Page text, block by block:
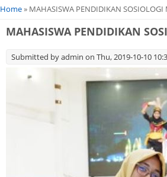
You are here
Home» MAHASISWA PENDIDIKAN
MAHASISWA PENDIDIKAN
Submitted byadmin on Thu, 2019-10-10